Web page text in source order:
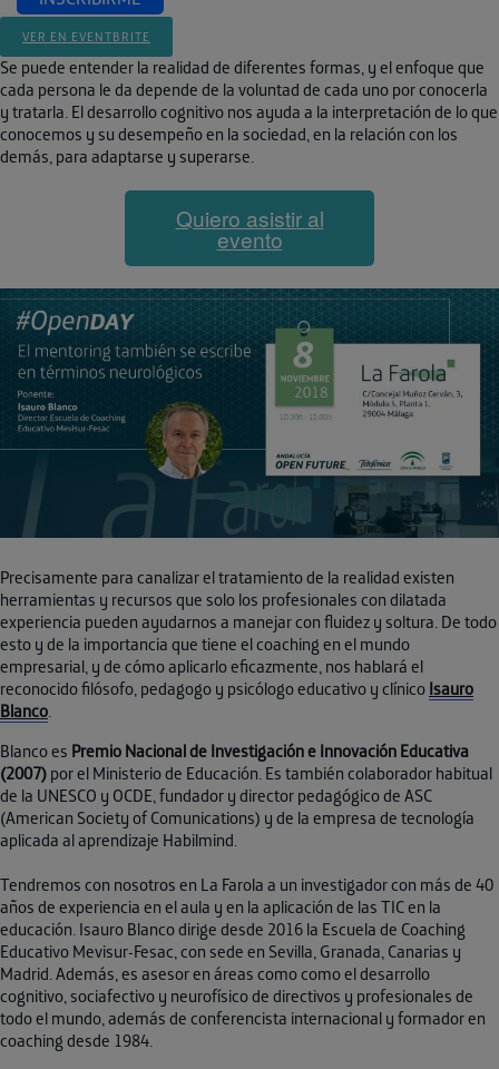
VER EN EVENTBRITE
Se puede entender la realidad de diferentes formas, y el enfoque que
cada persona le da depende de la voluntad de cada uno por conocerla
y tratarla. El desarrollo cognitivo nos ayuda a la interpretación de lo que
conocemos y su desempeño en la sociedad, en la relación con los
demás, para adaptarse y superarse.
Quiero asistir al
evento
Precisamente para canalizar el tratamiento de la realidad existen
herramientas y recursos que solo los profesionales con dilatada
experiencia pueden ayudarnos a manejar con fluidez y soltura. De todo
esto y de la importancia que tiene el coaching en el mundo
empresarial, y de cómo aplicarlo eficazmente, nos hablará el
reconocido filósofo, pedagogo y psicólogo educativo y clínico Isauro
Blanco.
Blanco es Premio Nacional de Investigación e Innovación Educativa
(2007) por el Ministerio de Educación. Es también colaborador habitual
de la UNESCO y OCDE, fundador y director pedagógico de ASC
(American Society of Comunications) y de la empresa de tecnología
aplicada al aprendizaje Habilmind.
Tendremos con nosotros en La Farola a un investigador con más de 40
años de experiencia en el aula y en la aplicación de las TIC en la
educación. Isauro Blanco dirige desde 2016 la Escuela de Coaching
Educativo Mevisur-Fesac, con sede en Sevilla, Granada, Canarias y
Madrid. Además, es asesor en áreas como como el desarrollo
cognitivo, sociafectivo y neurofísico de directivos y profesionales de
todo el mundo, además de conferencista internacional y formador en
coaching desde 1984.